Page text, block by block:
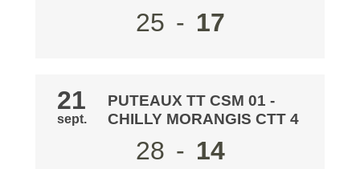
25 - 17
21
sept.
PUTEAUX TT CSM 01 -
CHILLY MORANGIS CTT 4
28 - 14